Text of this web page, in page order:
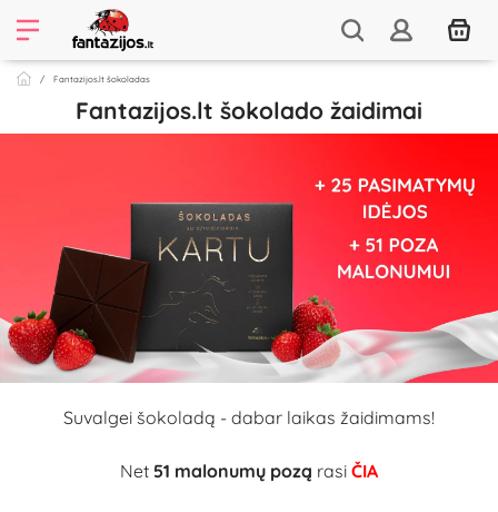
Fantazijos.lt šokoladas
Fantazijos.lt šokolado žaidimai
Suvalgei šokoladą - dabar laikas žaidimams!
Net 51 malonumų pozą rasi ČIA